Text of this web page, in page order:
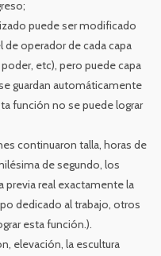
puede ser modificado
operador de cada capa
etc), pero puede capa
guardan automáticamente
función no se puede lograr
continuaron talla, horas de
de segundo, los
previa real exactamente la
dedicado al trabajo, otros
esta función.).
elevación, la escultura